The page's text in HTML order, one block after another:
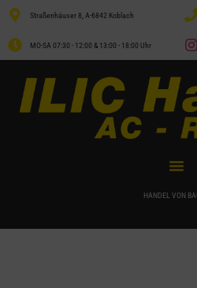
Straßenhäuser 8, A-6842 Koblach
MO-SA 07:30 - 12:00 & 13:00 - 18:00 Uhr
HANDEL VON